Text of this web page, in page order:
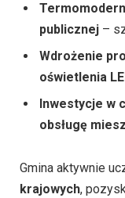
publicznej –
Wdrożenie
oświetlenia
Inwestycje w
obsługę
Gmina aktywnie
krajowych,